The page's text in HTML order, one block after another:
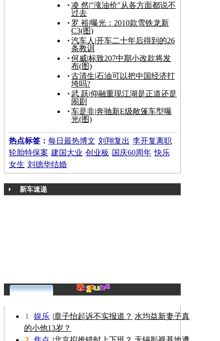
凌 然|"涨油价"从各方面都说不
过去
罗 裕|曝光：2010款雪铁龙新
C3(图)
汽车人 |开车二十年后得到的26
条教训
何威|标致207中期小改款将发
布(图)
古清生|石油可以把中国经济打
垮吗?
武 跃|仰融重现江湖是正道还是
闹剧
车是非|奔驰新E级敞篷车型曝
光(图)
热点标签： 每日最热博文 刘翔复出 李开复离职
轮胎特保案 建国大业 创业板 国庆60周年 快乐
女生 刘德华结婚
新车速递
1 娱乐 |章子怡起诉不实报道？ 水均益新妻子真
的小他13岁？